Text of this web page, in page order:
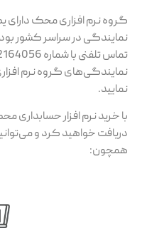
گروه نرم افزاری محک
نمایندگی در سراسر کشور
نمایندگی‌های گروه نرم
نمایید.
دریافت خواهید کرد و
همچون: